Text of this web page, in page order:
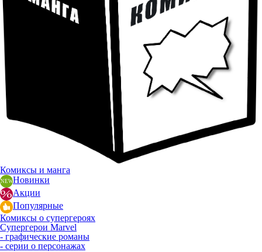
Комиксы и манга
Новинки
Акции
Популярные
Комиксы о супергероях
Супергерои Marvel
- графические романы
- серии о персонажах